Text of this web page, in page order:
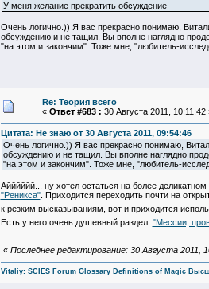
У меня желание прекратить обсуждение
Очень логично.)) Я вас прекрасно понимаю,
обсуждению и не тащил. Вы вполне наглядно
"на этом и закончим". Тоже мне, "любитель-
Re: Теория всего
« Ответ #683 : 30 Августа 2011, 10:11:42
Цитата: Не знаю от 30 Августа 2011, 09:54:46
Очень логично.)) Я вас прекрасно понимаю,
обсуждению и не тащил. Вы вполне наглядно
"на этом и закончим". Тоже мне, "любитель-
Айййййй... ну хотел остаться на более
"Реникса". Приходится переходить почти на
к резким высказываниям, вот и приходится
Есть у него очень душевный раздел: "Мессии,
« Последнее редактирование: 30 Августа 2011,
Vitaliy: SCIES Forum Glossary Definitions of Magic